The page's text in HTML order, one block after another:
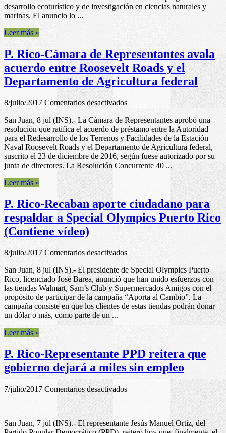
realizará
inspección
los
terrenos
de
la
isla
de
Mona
desarrollo ecoturístico y de investigación en ciencias naturales y
marinas. El anuncio lo ...
Leer más »
P. Rico-Cámara de Representantes avala
acuerdo entre Roosevelt Roads y el
Departamento de Agricultura federal
8/julio/2017 Comentarios desactivadosen
P.
Rico-
Cámara
de
Representantes
avala
acuerdo
Roosevelt
Roads
y
el
Departamento
Agricultura
federal
San Juan, 8 jul (INS).- La Cámara de Representantes aprobó una
resolución que ratifica el acuerdo de préstamo entre la Autoridad
para el Redesarrollo de los Terrenos y Facilidades de la Estación
Naval Roosevelt Roads y el Departamento de Agricultura federal,
suscrito el 23 de diciembre de 2016, según fuese autorizado por su
junta de directores. La Resolución Concurrente 40 ...
Leer más »
P. Rico-Recaban aporte ciudadano para
respaldar a Special Olympics Puerto Rico
(Contiene vídeo)
8/julio/2017 Comentarios desactivadosen
P.
Rico-
Recaban
aporte
ciudadano
para
respaldar
a
Special
Olympics
Puerto
Rico
(Contiene
vídeo)
San Juan, 8 jul (INS).- El presidente de Special Olympics Puerto
Rico, licenciado José Barea, anunció que han unido esfuerzos con
las tiendas Walmart, Sam’s Club y Supermercados Amigos con el
propósito de participar de la campaña “Aporta al Cambio”. La
campaña consiste en que los clientes de estas tiendas podrán donar
un dólar o más, como parte de un ...
Leer más »
P. Rico-Representante PPD reitera que
gobierno dejará a miles sin empleo
7/julio/2017 Comentarios desactivadosen
P.
Rico-
Representante
PPD
San Juan, 7 jul (INS).- El representante Jesús Manuel Ortiz, del